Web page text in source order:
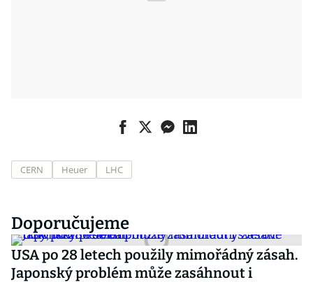
CERN Heuer LHC
Doporučujeme
USA po 28 letech použily mimořádný zásah.
Japonský problém může zasáhnout i